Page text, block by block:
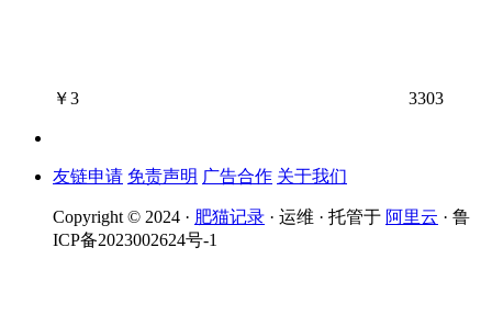
￥3 3303
友链申请 免责声明 广告合作 关于我们
Copyright © 2024 · 肥猫记录 · 运维 · 托管于 阿里云 · 鲁
ICP备2023002624号-1